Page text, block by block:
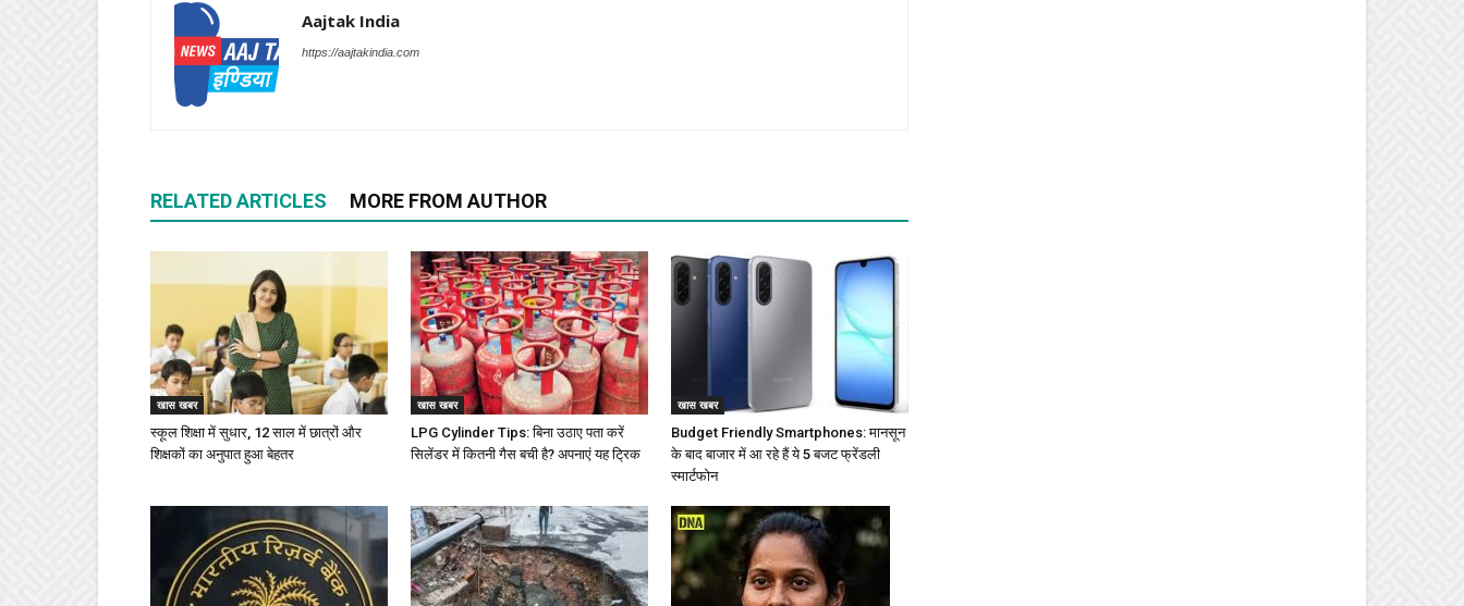
Aajtak India
https://aajtakindia.com
RELATED ARTICLES MORE FROM AUTHOR
खास खबर
स्कूल शिक्षा में सुधार, 12 साल में छात्रों और
शिक्षकों का अनुपात हुआ बेहतर
खास खबर
LPG Cylinder Tips: बिना उठाए पता करें
सिलेंडर में कितनी गैस बची है? अपनाएं यह ट्रिक
खास खबर
Budget Friendly Smartphones: मानसून
के बाद बाजार में आ रहे हैं ये 5 बजट फ्रेंडली
स्मार्टफोन